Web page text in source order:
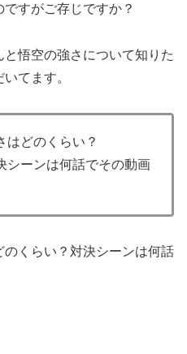
すがご存じですか？
悟空の強さについて知りた
てます。
はどのくらい？
シーンは何話でその動画
くらい？対決シーンは何話